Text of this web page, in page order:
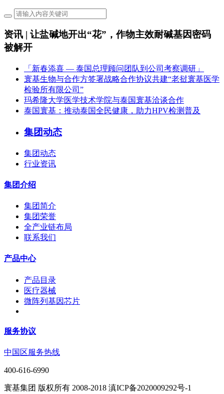
资讯 | 让盐碱地开出“花”，作物主效耐碱基因密码
被解开
「新春添喜 — 泰国总理顾问团队到公司考察调研」
寰基生物与合作方签署战略合作协议共建“老挝寰基医学
检验所有限公司”
玛希隆大学医学技术学院与泰国寰基洽谈合作
泰国寰基：推动泰国全民健康，助力HPV检测普及
集团动态
集团动态
行业资讯
集团介绍
集团简介
集团荣誉
全产业链布局
联系我们
产品中心
产品目录
医疗器械
微阵列基因芯片
服务协议
中国区服务热线
400-616-6990
寰基集团 版权所有 2008-2018 滇ICP备2020009292号-1